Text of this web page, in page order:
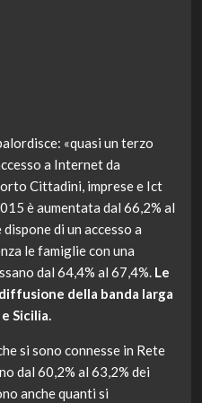
«quasi un terzo
a Internet da
Cittadini, imprese e Ict
è aumentata dal 66,2% al
di un accesso a
le famiglie con una
dal 64,4% al 67,4%. Le
della banda larga
Sicilia.
si sono connesse in Rete
dal 60,2% al 63,2% dei
anche quanti si